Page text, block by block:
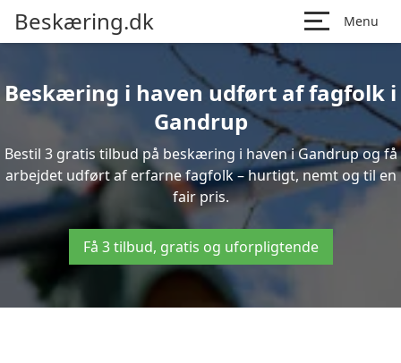
Beskæring.dk Menu
Beskæring i haven udført af fagfolk i
Gandrup
Bestil 3 gratis tilbud på beskæring i haven i Gandrup og få
arbejdet udført af erfarne fagfolk – hurtigt, nemt og til en
fair pris.
Få 3 tilbud, gratis og uforpligtende